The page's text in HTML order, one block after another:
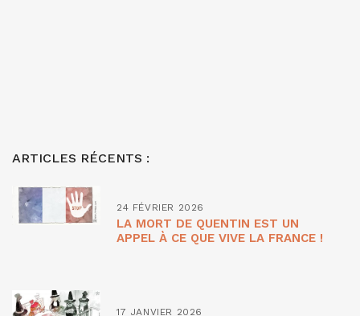
ARTICLES RÉCENTS :
24 FÉVRIER 2026
LA MORT DE QUENTIN EST UN
APPEL À CE QUE VIVE LA FRANCE !
17 JANVIER 2026